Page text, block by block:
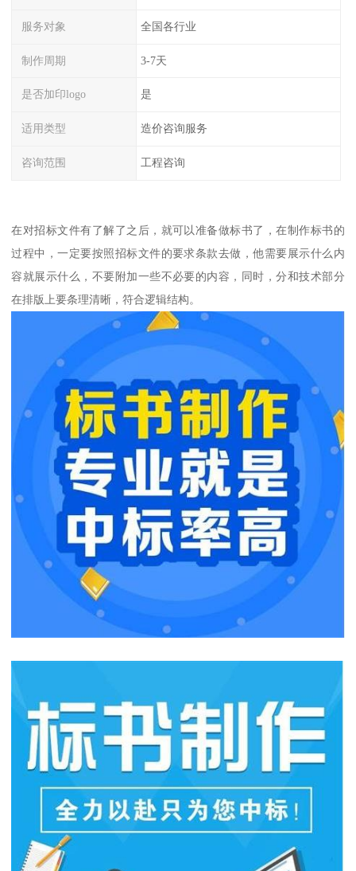
服务对象 全国各行业
制作周期 3-7天
是否加印logo 是
适用类型 造价咨询服务
咨询范围 工程咨询
在对招标文件有了解了之后，就可以准备做标书了，在制作标书的
过程中，一定要按照招标文件的要求条款去做，他需要展示什么内
容就展示什么，不要附加一些不必要的内容，同时，分和技术部分
在排版上要条理清晰，符合逻辑结构。